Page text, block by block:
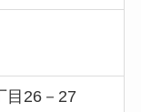
目26－27